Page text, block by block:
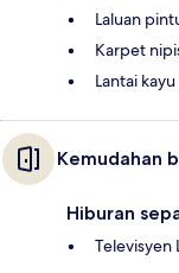
Laluan
Karpet
Lantai
Kemudahan
Hiburan
Televisyen